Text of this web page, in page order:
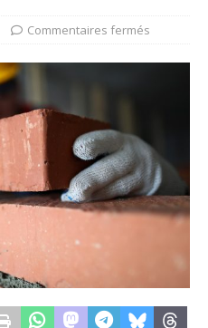
Commentaires fermés